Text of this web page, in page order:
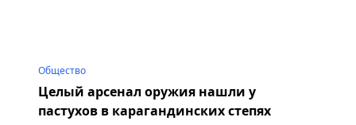
Общество
Целый арсенал оружия нашли у
пастухов в карагандинских степях